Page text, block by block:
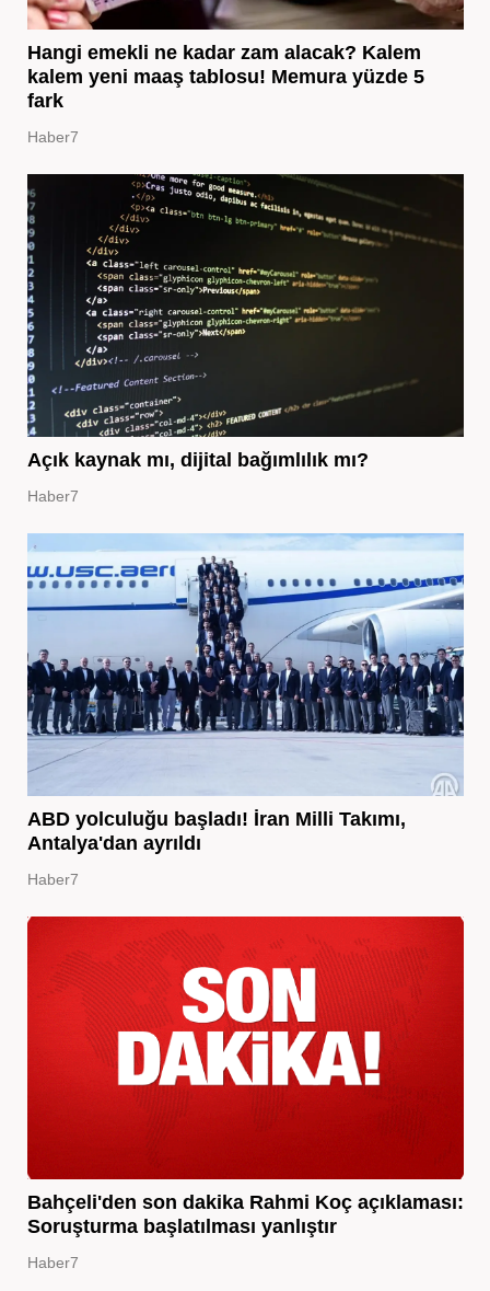
Hangi emekli ne kadar zam alacak? Kalem
kalem yeni maaş tablosu! Memura yüzde 5
fark
Haber7
Açık kaynak mı, dijital bağımlılık mı?
Haber7
ABD yolculuğu başladı! İran Milli Takımı,
Antalya'dan ayrıldı
Haber7
Bahçeli'den son dakika Rahmi Koç açıklaması:
Soruşturma başlatılması yanlıştır
Haber7